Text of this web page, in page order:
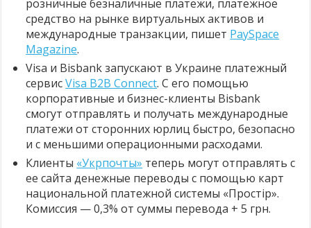
розничные безналичные платежи, платежное
средство на рынке виртуальных активов и
международные транзакции, пишет PaySpace
Magazine.
Visa и Bisbank запускают в Украине платежный
сервисVisa B2B Connect. С его помощью
корпоративные и бизнес-клиенты Bisbank
смогут отправлять и получать международные
платежи от сторонних юрлиц быстро, безопасно
и с меньшими операционными расходами.
Клиенты «Укрпочты» теперь могут отправлять с
ее сайта денежные переводы с помощью карт
национальной платежной системы «Простір».
Комиссия — 0,3% от суммы перевода + 5 грн.